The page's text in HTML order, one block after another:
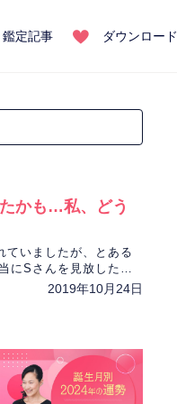
鑑定記事 ダウンロード
かも…私、どう
ていましたが、とある
にSさんを見放したの
2019年10月24日